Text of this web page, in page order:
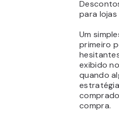
para lojas
Um
primeiro
exibido
quando
compra.